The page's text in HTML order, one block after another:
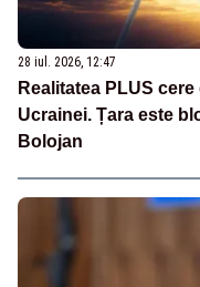
28 iul. 2026, 12:47
Realitatea PLUS
Ucrainei. Țara este
Bolojan